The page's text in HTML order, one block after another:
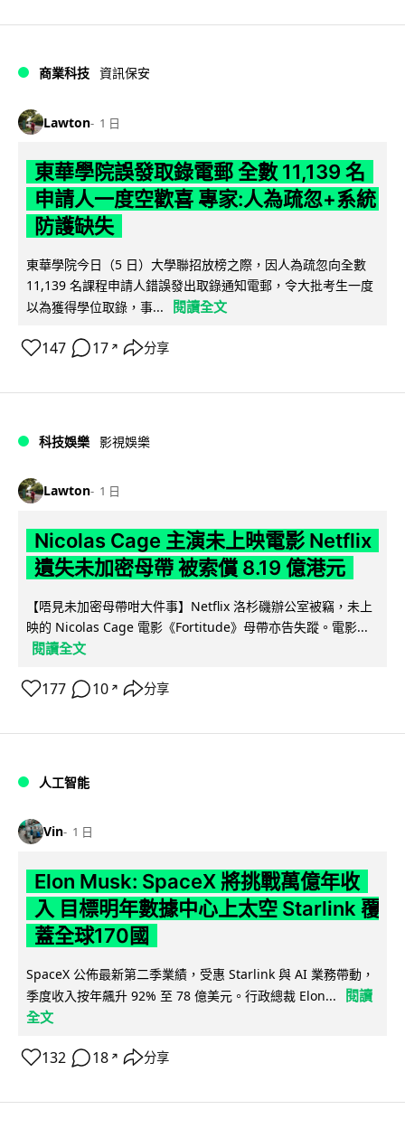
商業科技 資訊保安
Lawton 1 日
東華學院誤發取錄電郵 全數 11,139 名
申請人一度空歡喜 專家:人為疏忽+系統
防護缺失
東華學院今日（5 日）大學聯招放榜之際，因人為疏忽向全數
11,139 名課程申請人錯誤發出取錄通知電郵，令大批考生一度
以為獲得學位取錄，事...
閱讀全文
147 17 ↗ 分享
科技娛樂 影視娛樂
Lawton 1 日
Nicolas Cage 主演未上映電影 Netflix
遺失未加密母帶 被索償 8.19 億港元
【唔見未加密母帶咁大件事】Netflix 洛杉磯辦公室被竊，未上
映的 Nicolas Cage 電影《Fortitude》母帶亦告失蹤。電影...
閱讀全文
177 10 ↗ 分享
人工智能
Vin 1 日
Elon Musk: SpaceX 將挑戰萬億年收
入 目標明年數據中心上太空 Starlink 覆
蓋全球170國
SpaceX 公佈最新第二季業績，受惠 Starlink 與 AI 業務帶動，
季度收入按年飆升 92% 至 78 億美元。行政總裁 Elon...
閱讀
全文
132 18 ↗ 分享